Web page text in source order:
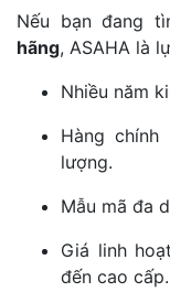
Nếu bạn đang
hãng, ASAHA là
Nhiều năm
Hàng
lượng.
Mẫu mã đa
Giá linh
đến cao cấp.